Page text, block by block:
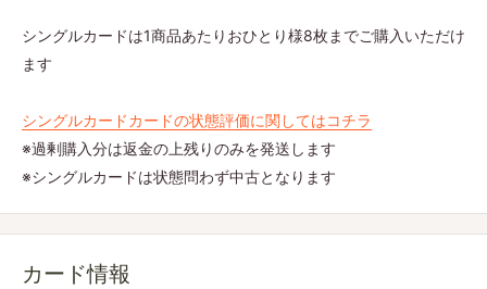
シングルカードは1商品あたりおひとり様8枚までご購入いただけ
ます
シングルカードカードの状態評価に関してはコチラ
※過剰購入分は返金の上残りのみを発送します
※シングルカードは状態問わず中古となります
カード情報